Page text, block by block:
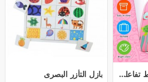
كوايت بوك 20 نشاط تفاعلى للأطفال بازل التأزر البصرى